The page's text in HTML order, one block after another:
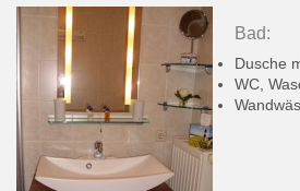
Bad:
Dusche
WC,